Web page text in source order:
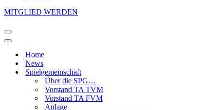
MITGLIED WERDEN
Navigationsmenü
Navigationsmenü
Home
News
Spielgemeinschaft
Über die SPG…
Vorstand TA TVM
Vorstand TA FVM
Anlage